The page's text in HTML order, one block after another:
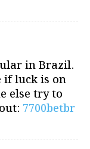
in Brazil.
if luck is on
else try to
7700betbr